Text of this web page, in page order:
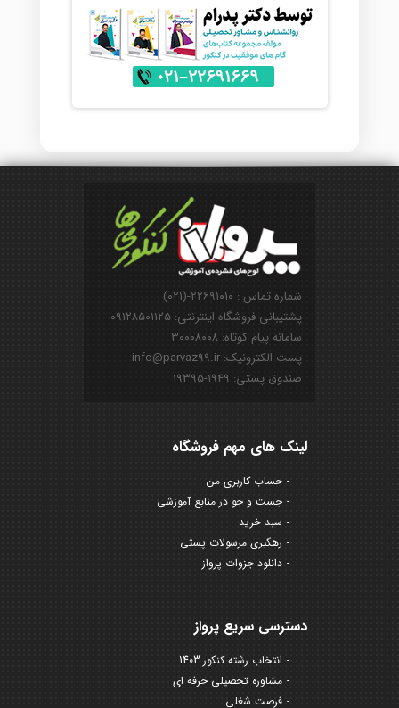
شماره تماس : ۲۲۶۹۱۰۱۰-(۰۲۱)
پشتیبانی فروشگاه اینترنتی: ۰۹۱۲۸۵۰۱۱۲۵
سامانه پیام کوتاه: ۳۰۰۰۸۰۰۸
پست الکترونیک: info@parvaz99.ir
صندوق پستی: ۱۹۴۹-۱۹۳۹۵
لینک های مهم فروشگاه
حساب کاربری من
جست و جو در منابع آموزشی
سبد خرید
رهگیری مرسولات پستی
دانلود جزوات پرواز
دسترسی سریع پرواز
انتخاب رشته کنکور 1403
مشاوره تحصیلی حرفه ای
فرصت شغلی